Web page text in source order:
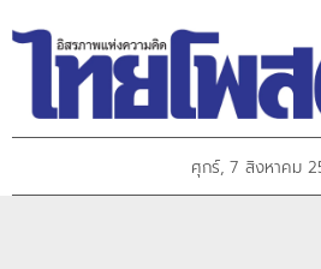
ศุกร์, 7 สิงหาคม